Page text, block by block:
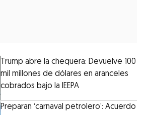
Trump abre la chequera: Devuelve 100
mil millones de dólares en aranceles
cobrados bajo la IEEPA
Preparan ‘carnaval petrolero’: Acuerdo